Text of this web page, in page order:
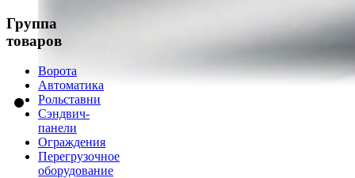
Группа
товаров
Ворота
Автоматика
Рольставни
Сэндвич-
панели
Ограждения
Перегрузочное
оборудование